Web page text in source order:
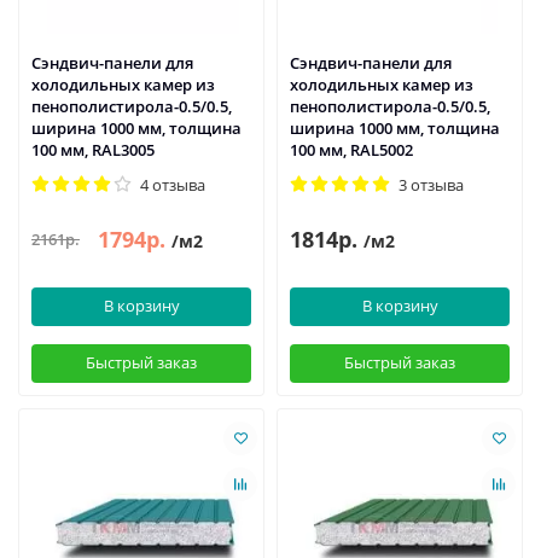
Сэндвич-панели для
холодильных камер из
пенополистирола-0.5/0.5,
ширина 1000 мм, толщина
100 мм, RAL3005
4 отзыва
2161р. 1794р. /м2
В корзину
Быстрый заказ
Сэндвич-панели для
холодильных камер из
пенополистирола-0.5/0.5,
ширина 1000 мм, толщина
100 мм, RAL5002
3 отзыва
1814р. /м2
В корзину
Быстрый заказ